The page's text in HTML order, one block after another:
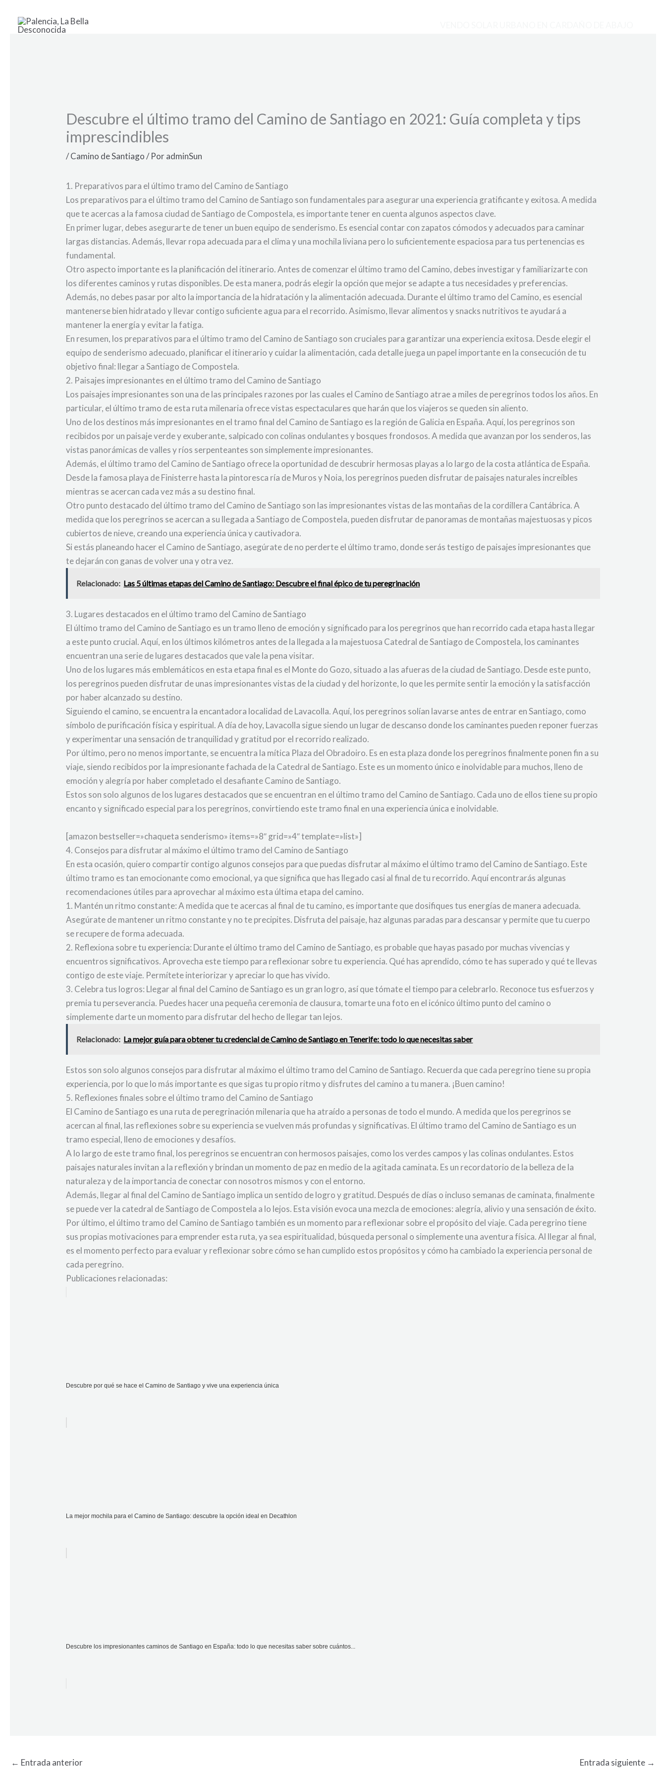
contenido
Descubre el último tramo del Camino de Santiago en 2021: Guía completa y tips
imprescindibles
/Camino de Santiago/ PoradminSun
1. Preparativos para el último tramo del Camino de Santiago
Los preparativos para el último tramo del Camino de Santiago son fundamentales para asegurar una experiencia gratificante y exitosa. A medida
que te acercas a la famosa ciudad de Santiago de Compostela, es importante tener en cuenta algunos aspectos clave.
En primer lugar, debes asegurarte de tener un buen equipo de senderismo. Es esencial contar con zapatos cómodos y adecuados para caminar
largas distancias. Además, llevar ropa adecuada para el clima y una mochila liviana pero lo suficientemente espaciosa para tus pertenencias es
fundamental.
Otro aspecto importante es la planificación del itinerario. Antes de comenzar el último tramo del Camino, debes investigar y familiarizarte con
los diferentes caminos y rutas disponibles. De esta manera, podrás elegir la opción que mejor se adapte a tus necesidades y preferencias.
Además, no debes pasar por alto la importancia de la hidratación y la alimentación adecuada. Durante el último tramo del Camino, es esencial
mantenerse bien hidratado y llevar contigo suficiente agua para el recorrido. Asimismo, llevar alimentos y snacks nutritivos te ayudará a
mantener la energía y evitar la fatiga.
En resumen, los preparativos para el último tramo del Camino de Santiago son cruciales para garantizar una experiencia exitosa. Desde elegir el
equipo de senderismo adecuado, planificar el itinerario y cuidar la alimentación, cada detalle juega un papel importante en la consecución de tu
objetivo final: llegar a Santiago de Compostela.
2. Paisajes impresionantes en el último tramo del Camino de Santiago
Los paisajes impresionantes son una de las principales razones por las cuales el Camino de Santiago atrae a miles de peregrinos todos los años. En
particular, el último tramo de esta ruta milenaria ofrece vistas espectaculares que harán que los viajeros se queden sin aliento.
Uno de los destinos más impresionantes en el tramo final del Camino de Santiago es la región de Galicia en España. Aquí, los peregrinos son
recibidos por un paisaje verde y exuberante, salpicado con colinas ondulantes y bosques frondosos. A medida que avanzan por los senderos, las
vistas panorámicas de valles y ríos serpenteantes son simplemente impresionantes.
Además, el último tramo del Camino de Santiago ofrece la oportunidad de descubrir hermosas playas a lo largo de la costa atlántica de España.
Desde la famosa playa de Finisterre hasta la pintoresca ría de Muros y Noia, los peregrinos pueden disfrutar de paisajes naturales increíbles
mientras se acercan cada vez más a su destino final.
Otro punto destacado del último tramo del Camino de Santiago son las impresionantes vistas de las montañas de la cordillera Cantábrica. A
medida que los peregrinos se acercan a su llegada a Santiago de Compostela, pueden disfrutar de panoramas de montañas majestuosas y picos
cubiertos de nieve, creando una experiencia única y cautivadora.
Si estás planeando hacer el Camino de Santiago, asegúrate de no perderte el último tramo, donde serás testigo de paisajes impresionantes que
te dejarán con ganas de volver una y otra vez.
Relacionado: Las 5 últimas etapas del Camino de Santiago: Descubre el final épico de tu peregrinación
3. Lugares destacados en el último tramo del Camino de Santiago
El último tramo del Camino de Santiago es un tramo lleno de emoción y significado para los peregrinos que han recorrido cada etapa hasta llegar
a este punto crucial. Aquí, en los últimos kilómetros antes de la llegada a la majestuosa Catedral de Santiago de Compostela, los caminantes
encuentran una serie de lugares destacados que vale la pena visitar.
Uno de los lugares más emblemáticos en esta etapa final es el Monte do Gozo, situado a las afueras de la ciudad de Santiago. Desde este punto,
los peregrinos pueden disfrutar de unas impresionantes vistas de la ciudad y del horizonte, lo que les permite sentir la emoción y la satisfacción
por haber alcanzado su destino.
Siguiendo el camino, se encuentra la encantadora localidad de Lavacolla. Aquí, los peregrinos solían lavarse antes de entrar en Santiago, como
símbolo de purificación física y espiritual. A día de hoy, Lavacolla sigue siendo un lugar de descanso donde los caminantes pueden reponer fuerzas
y experimentar una sensación de tranquilidad y gratitud por el recorrido realizado.
Por último, pero no menos importante, se encuentra la mítica Plaza del Obradoiro. Es en esta plaza donde los peregrinos finalmente ponen fin a su
viaje, siendo recibidos por la impresionante fachada de la Catedral de Santiago. Este es un momento único e inolvidable para muchos, lleno de
emoción y alegría por haber completado el desafiante Camino de Santiago.
Estos son solo algunos de los lugares destacados que se encuentran en el último tramo del Camino de Santiago. Cada uno de ellos tiene su propio
encanto y significado especial para los peregrinos, convirtiendo este tramo final en una experiencia única e inolvidable.
[amazon bestseller=»chaqueta senderismo» items=»8″ grid=»4″ template=»list»]
4. Consejos para disfrutar al máximo el último tramo del Camino de Santiago
En esta ocasión, quiero compartir contigo algunos consejos para que puedas disfrutar al máximo el último tramo del Camino de Santiago. Este
último tramo es tan emocionante como emocional, ya que significa que has llegado casi al final de tu recorrido. Aquí encontrarás algunas
recomendaciones útiles para aprovechar al máximo esta última etapa del camino.
1. Mantén un ritmo constante: A medida que te acercas al final de tu camino, es importante que dosifiques tus energías de manera adecuada.
Asegúrate de mantener un ritmo constante y no te precipites. Disfruta del paisaje, haz algunas paradas para descansar y permite que tu cuerpo
se recupere de forma adecuada.
2. Reflexiona sobre tu experiencia: Durante el último tramo del Camino de Santiago, es probable que hayas pasado por muchas vivencias y
encuentros significativos. Aprovecha este tiempo para reflexionar sobre tu experiencia. Qué has aprendido, cómo te has superado y qué te llevas
contigo de este viaje. Permítete interiorizar y apreciar lo que has vivido.
3. Celebra tus logros: Llegar al final del Camino de Santiago es un gran logro, así que tómate el tiempo para celebrarlo. Reconoce tus esfuerzos y
premia tu perseverancia. Puedes hacer una pequeña ceremonia de clausura, tomarte una foto en el icónico último punto del camino o
simplemente darte un momento para disfrutar del hecho de llegar tan lejos.
Relacionado: La mejor guía para obtener tu credencial de Camino de Santiago en Tenerife: todo lo que necesitas saber
Estos son solo algunos consejos para disfrutar al máximo el último tramo del Camino de Santiago. Recuerda que cada peregrino tiene su propia
experiencia, por lo que lo más importante es que sigas tu propio ritmo y disfrutes del camino a tu manera. ¡Buen camino!
5. Reflexiones finales sobre el último tramo del Camino de Santiago
El Camino de Santiago es una ruta de peregrinación milenaria que ha atraído a personas de todo el mundo. A medida que los peregrinos se
acercan al final, las reflexiones sobre su experiencia se vuelven más profundas y significativas. El último tramo del Camino de Santiago es un
tramo especial, lleno de emociones y desafíos.
A lo largo de este tramo final, los peregrinos se encuentran con hermosos paisajes, como los verdes campos y las colinas ondulantes. Estos
paisajes naturales invitan a la reflexión y brindan un momento de paz en medio de la agitada caminata. Es un recordatorio de la belleza de la
naturaleza y de la importancia de conectar con nosotros mismos y con el entorno.
Además, llegar al final del Camino de Santiago implica un sentido de logro y gratitud. Después de días o incluso semanas de caminata, finalmente
se puede ver la catedral de Santiago de Compostela a lo lejos. Esta visión evoca una mezcla de emociones: alegría, alivio y una sensación de éxito.
Por último, el último tramo del Camino de Santiago también es un momento para reflexionar sobre el propósito del viaje. Cada peregrino tiene
sus propias motivaciones para emprender esta ruta, ya sea espiritualidad, búsqueda personal o simplemente una aventura física. Al llegar al final,
es el momento perfecto para evaluar y reflexionar sobre cómo se han cumplido estos propósitos y cómo ha cambiado la experiencia personal de
cada peregrino.
Publicaciones relacionadas:
Descubre por qué se hace el Camino de Santiago y vive una experiencia única
La mejor mochila para el Camino de Santiago: descubre la opción ideal en Decathlon
Descubre los impresionantes caminos de Santiago en España: todo lo que necesitas saber sobre cuántos...
← Entrada anterior Entrada siguiente →